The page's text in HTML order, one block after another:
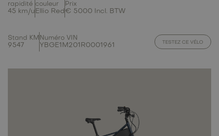
rapidité
45 km/u
couleur
Ellio Red
Prix
€ 5000 Incl. BTW
Stand KM
9547
Numéro VIN
YBGE1M201R0001961
TESTEZ CE VÉLO